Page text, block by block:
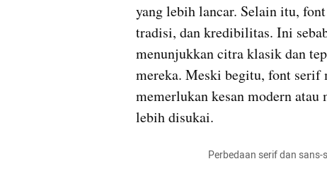
yang lebih lancar. Selain itu,
tradisi, dan kredibilitas. Ini
menunjukkan citra klasik dan
mereka. Meski begitu, font serif
memerlukan kesan modern
lebih disukai.
Perbedaan